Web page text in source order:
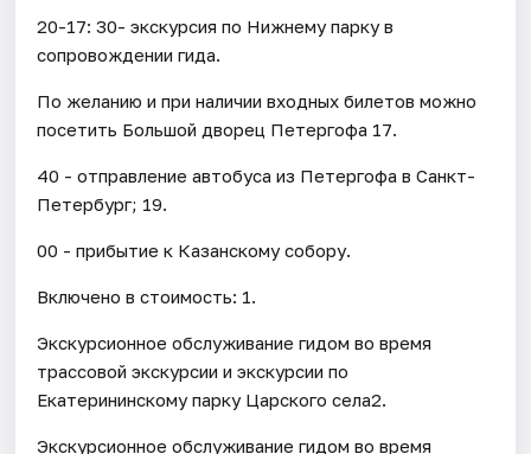
20-17: 30- экскурсия по Нижнему парку в
сопровождении гида.
По желанию и при наличии входных билетов можно
посетить Большой дворец Петергофа 17.
40 - отправление автобуса из Петергофа в Санкт-
Петербург; 19.
00 - прибытие к Казанскому собору.
Включено в стоимость: 1.
Экскурсионное обслуживание гидом во время
трассовой экскурсии и экскурсии по
Екатерининскому парку Царского села2.
Экскурсионное обслуживание гидом во время